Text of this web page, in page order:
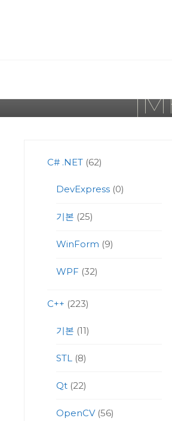
C# .NET(62)
DevExpress(0)
기본 (25)
WinForm (9)
WPF (32)
C++ (223)
기본 (11)
STL (8)
Qt(22)
OpenCV(56)